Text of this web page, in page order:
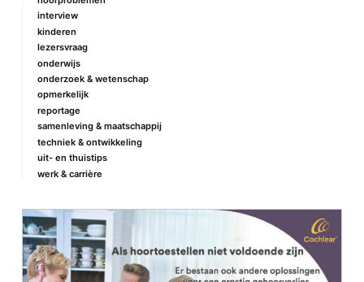
interview
kinderen
lezersvraag
onderwijs
onderzoek & wetenschap
opmerkelijk
reportage
samenleving & maatschappij
techniek & ontwikkeling
uit- en thuistips
werk & carrière